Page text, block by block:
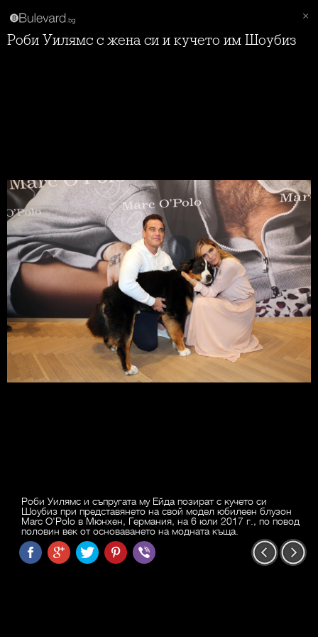
Роби Уилямс с жена си и кучето им Шоубиз
Роби Уилямс и съпругата му Ейда позират с кучето си
Шоубиз при представянето на свой модел юбилеен блузон
Marc O'Polo в Мюнхен, Германия, на 6 юли 2017 г., по повод
половин век от основаването на модната къща.